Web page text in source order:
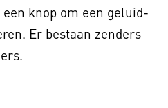
knop om een geluid-
Er bestaan zenders